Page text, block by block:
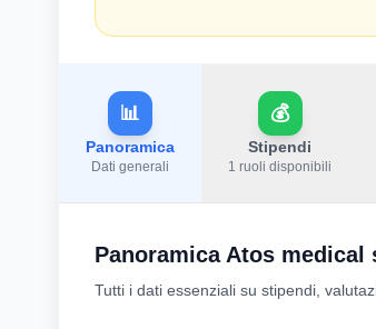
📊
Panoramica
Dati generali
💰
Stipendi
1 ruoli disponibili
Panoramica Atos medical
Tutti i dati essenziali su stipendi,